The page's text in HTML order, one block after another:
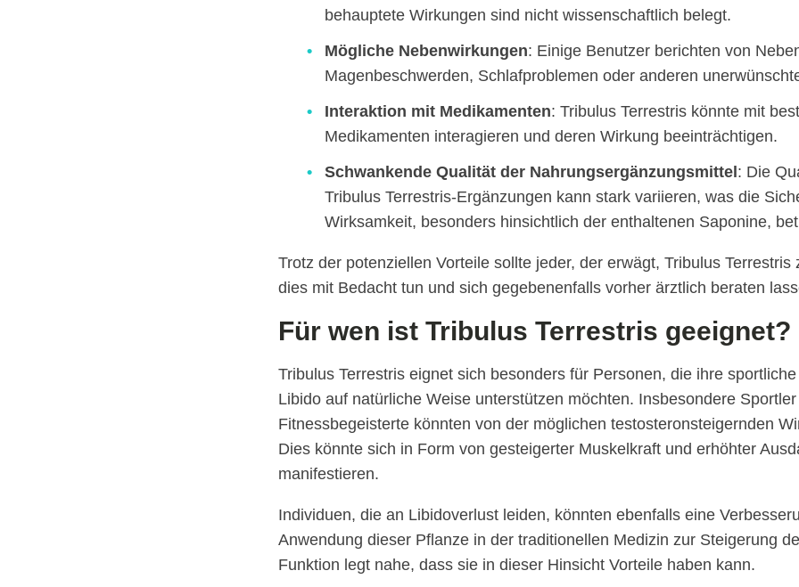
behauptete Wirkungen sind nicht wissenschaftlich belegt.
Mögliche Nebenwirkungen: Einige Benutzer berichten von
Magenbeschwerden, Schlafproblemen oder anderen
Interaktion mit Medikamenten: Tribulus Terrestris könnte mit
Medikamenten interagieren und deren Wirkung beeinträchtigen.
Schwankende Qualität der Nahrungsergänzungsmittel : Die
Tribulus Terrestris-Ergänzungen kann stark variieren, was die
Wirksamkeit, besonders hinsichtlich der enthaltenen Saponine,
Trotz der potenziellen Vorteile sollte jeder, der erwägt, Tribulus Terrestris
dies mit Bedacht tun und sich gegebenenfalls vorher ärztlich beraten
Für wen ist Tribulus Terrestris geeignet?
Tribulus Terrestris eignet sich besonders für Personen, die ihre
Libido auf natürliche Weise unterstützen möchten. Insbesondere
Fitnessbegeisterte könnten von der möglichen testosteronsteigernden
Dies könnte sich in Form von gesteigerter Muskelkraft und erhöhter
manifestieren.
Individuen, die an Libidoverlust leiden, könnten ebenfalls eine
Anwendung dieser Pflanze in der traditionellen Medizin zur Steigerung
Funktion legt nahe, dass sie in dieser Hinsicht Vorteile haben kann.